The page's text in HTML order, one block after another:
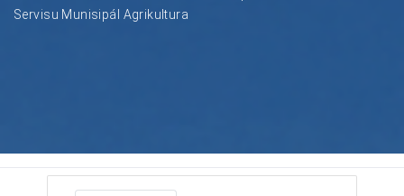
Servisu Munisipál Agrikultura